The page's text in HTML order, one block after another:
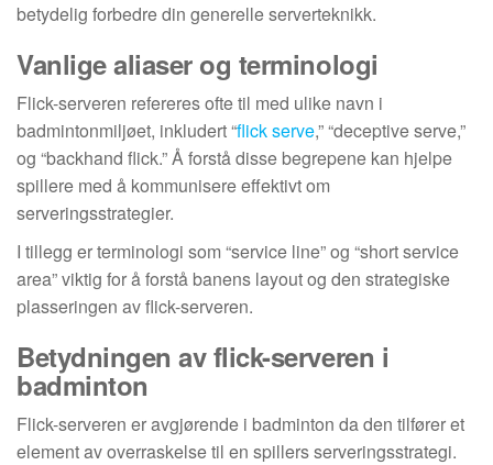
betydelig forbedre din generelle serverteknikk.
Vanlige aliaser og terminologi
Flick-serveren refereres ofte til med ulike navn i
badmintonmiljøet, inkludert “flick serve,” “deceptive serve,”
og “backhand flick.” Å forstå disse begrepene kan hjelpe
spillere med å kommunisere effektivt om
serveringsstrategier.
I tillegg er terminologi som “service line” og “short service
area” viktig for å forstå banens layout og den strategiske
plasseringen av flick-serveren.
Betydningen av flick-serveren i
badminton
Flick-serveren er avgjørende i badminton da den tilfører et
element av overraskelse til en spillers serveringsstrategi.